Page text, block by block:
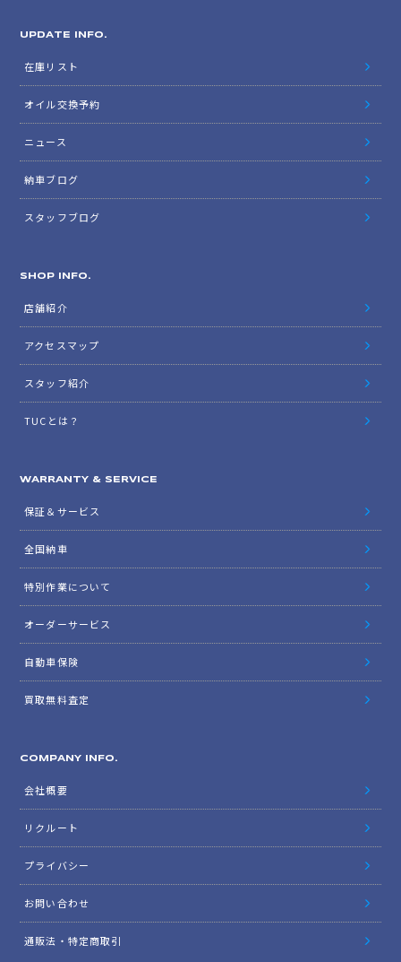
UPDATE INFO.
在庫リスト
オイル交換予約
ニュース
納車ブログ
スタッフブログ
SHOP INFO.
店舗紹介
アクセスマップ
スタッフ紹介
TUCとは？
WARRANTY & SERVICE
保証＆サービス
全国納車
特別作業について
オーダーサービス
自動車保険
買取無料査定
COMPANY INFO.
会社概要
リクルート
プライバシー
お問い合わせ
通販法・特定商取引